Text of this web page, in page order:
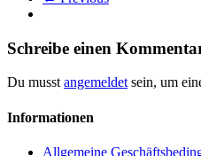
Schreibe einen
Du musst angemeldet sein, um
Informationen
Allgemeine